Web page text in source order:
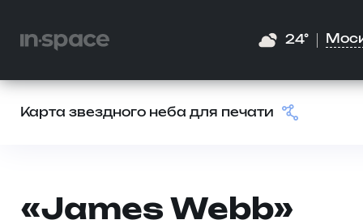
24°
Карта звездного неба для печати
«James Webb»